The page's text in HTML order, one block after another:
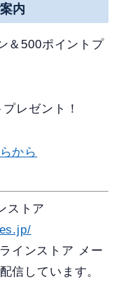
内
＆500ポイントプ
レゼント！
から
ストア
インストア メー
信しています。